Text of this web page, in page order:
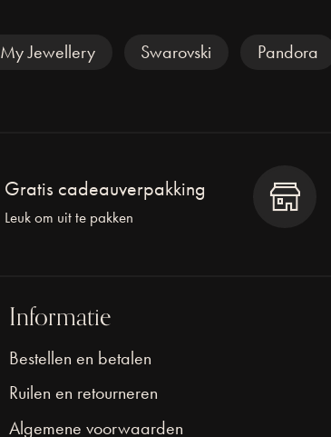
My Jewellery Swarovski Pandora
Gratis cadeauverpakking
Leuk om uit te pakken
Informatie
Bestellen en betalen
Ruilen en retourneren
Algemene voorwaarden